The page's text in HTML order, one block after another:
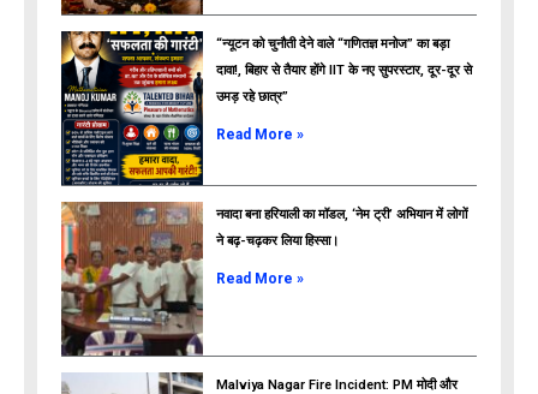
ads
“न्यूटन को चुनौती देने वाले “गणितज्ञ मनोज” का बड़ा
दावा!, बिहार से तैयार होंगे IIT के नए सुपरस्टार, दूर-दूर से
उमड़ रहे छात्र”
Read More »
नवादा बना हरियाली का मॉडल, ‘नेम ट्री’ अभियान में लोगों
ने बढ़-चढ़कर लिया हिस्सा।
Read More »
Malviya Nagar Fire Incident: PM मोदी और